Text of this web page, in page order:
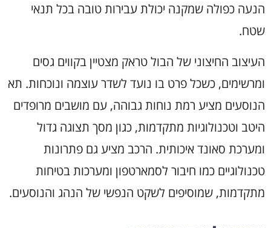
הנעה כפולה שמקנה יכולת עבירות טובה בכל תנאי
שטח.
העיצוב החיצוני של הבול טראק מצטיין בקווים גסים
ומרשימים, כשכל פרט בו נועד לשדר עוצמה ונוכחות. תא
הנוסעים מציע רמת נוחות גבוהה, עם מושבים מרופדים
היטב וטכנולוגיות מתקדמות, כגון מסך תצוגה גדול
ומערכת סאונד איכותית. הרכב מציע גם פתרונות
טכנולוגיים כמו חיבור לסמארטפון ומערכות בטיחות
מתקדמות, שמוסיפים לשקט הנפשי של הנהג והנוסעים.